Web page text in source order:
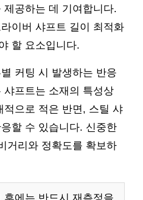
공하는 데 기여합니다.
이버 샤프트 길이 최적화
할 요소입니다.
커팅 시 발생하는 반응
프트는 소재의 특성상
적으로 적은 반면, 스틸 샤
할 수 있습니다. 신중한
거리와 정확도를 확보하